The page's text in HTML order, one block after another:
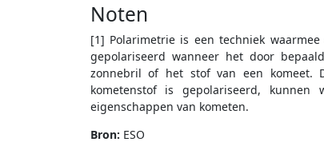
Noten
[1] Polarimetrie is een techniek
gepolariseerd wanneer het door
zonnebril of het stof van een komeet.
kometenstof is gepolariseerd,
eigenschappen van kometen.
Bron: ESO